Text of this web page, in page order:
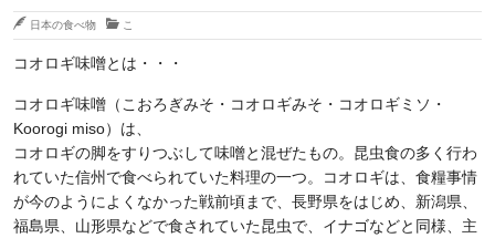
日本の食べ物 こ
コオロギ味噌とは・・・
コオロギ味噌（こおろぎみそ・コオロギみそ・コオロギミソ・
Koorogi miso）は、
コオロギの脚をすりつぶして味噌と混ぜたもの。昆虫食の多く行わ
れていた信州で食べられていた料理の一つ。コオロギは、食糧事情
が今のようによくなかった戦前頃まで、長野県をはじめ、新潟県、
福島県、山形県などで食されていた昆虫で、イナゴなどと同様、主